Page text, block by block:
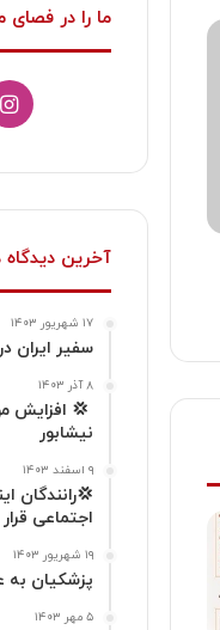
ما را در فصای
ا
آخرین دیدگاه
۱۷ شهریور ۱۴۰۳
سفیر ایران
۸ آذر ۱۴۰۳
💢 افزایش
نیشابور
۹ اسفند ۱۴۰۳
💢رانندگان
اجتماعی
۱۹ شهریور ۱۴۰۳
پزشکیان به
۵ مهر ۱۴۰۳